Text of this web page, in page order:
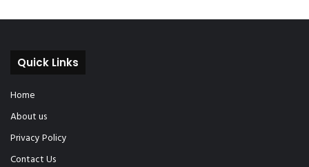
Quick Links
Home
About us
Privacy Policy
Contact Us